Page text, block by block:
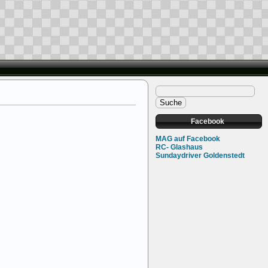
Facebook
MAG auf Facebook
RC- Glashaus
Sundaydriver Goldenstedt